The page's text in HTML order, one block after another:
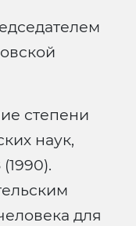
степени
наук,
для